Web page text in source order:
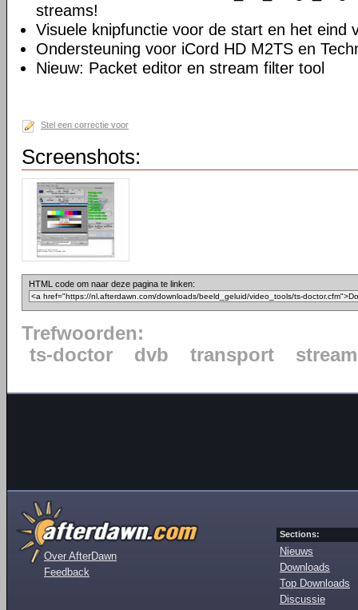
streams!
Visuele knipfunctie voor de start en het eind
Ondersteuning voor iCord HD M2TS en
Nieuw: Packet editor en stream filter tool
Stel een correctie voor
Screenshots:
HTML code om naar deze pagina te linken:
Trefwoorden:
ts-doctor
dvb transport stream
Over AfterDawn
Feedback
Sections:
Nieuws
Downloads
Top Downloads
Discussie